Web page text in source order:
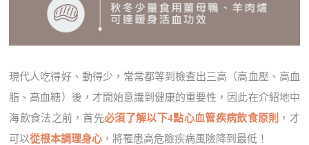
現代人吃得好、動得少，常常都等到檢查出三高（高血壓、高血
脂、高血糖）後，才開始意識到健康的重要性，因此在介紹地中
海飲食法之前，首先必須了解以下4點心血管疾病飲食原則
，才
可以從根本調理身心 ，將罹患高危險疾病風險降到最低！